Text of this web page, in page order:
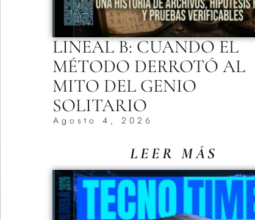
LINEAL B: CUANDO EL
MÉTODO DERROTÓ AL
MITO DEL GENIO
SOLITARIO
Agosto 4, 2026
LEER MÁS